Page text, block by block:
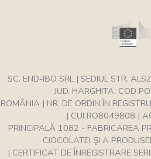
SC. END-IBO SRL | SEDIUL STR.
JUD. HARGHITA, COD
ROMÂNIA | NR. DE ORDIN ÎN
| CUI RO8049808 |
PRINCIPALĂ 1082 - FABRICAREA
CIOCOLATEI ŞI A
| CERTIFICAT DE ÎNREGISTRARE